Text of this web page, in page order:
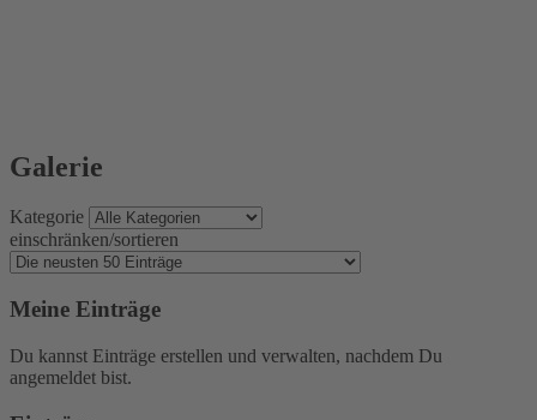
Galerie
Kategorie
einschränken/sortieren
Meine Einträge
Du kannst Einträge erstellen und verwalten, nachdem Du
angemeldet bist.